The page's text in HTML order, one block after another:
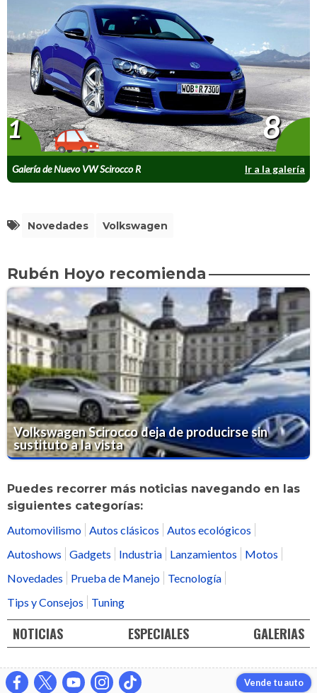
Galería de Nuevo VW Scirocco R Ir a la galería
1 8
Novedades Volkswagen
Rubén Hoyo recomienda
Volkswagen Scirocco deja de producirse sin
sustituto a la vista
Puedes recorrer más noticias navegando en las
siguientes categorías:
Automovilismo
Autos clásicos
Autos ecológicos
Autoshows
Gadgets Industria Lanzamientos
Motos
Novedades
Prueba de Manejo
Tecnología
Tips y Consejos
Tuning
NOTICIAS ESPECIALES GALERIAS
Vende tu auto